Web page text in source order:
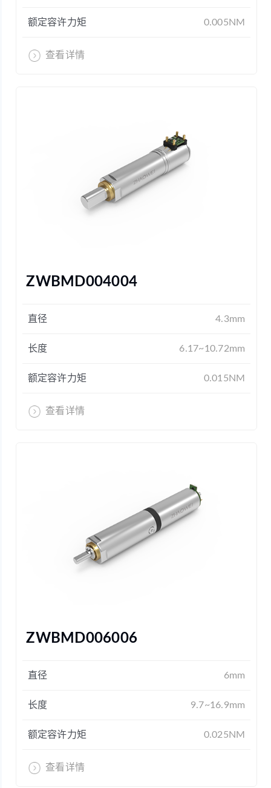
额定容许力矩 0.005NM
查看详情
ZWBMD004004
直径 4.3mm
长度 6.17~10.72mm
额定容许力矩 0.015NM
查看详情
ZWBMD006006
直径 6mm
长度 9.7~16.9mm
额定容许力矩 0.025NM
查看详情